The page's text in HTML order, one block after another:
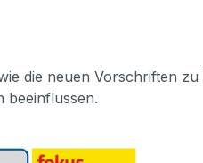
die neuen Vorschriften
beeinflussen.